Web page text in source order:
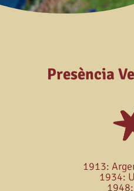
Presència
1913:
1934: